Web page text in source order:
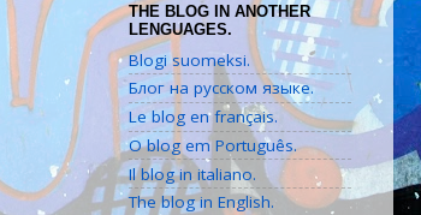
THE BLOG IN ANOTHER
LENGUAGES.
Blogi suomeksi.
Блог на русском языке.
Le blog en français.
O blog em Português.
Il blog in italiano.
The blog in English.